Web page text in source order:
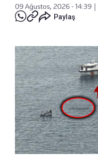
09 Ağustos, 2026 - 14:39
Paylaş